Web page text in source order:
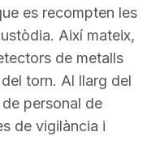
es recompten les
Així mateix,
de metalls
torn. Al llarg del
personal de
de vigilància i